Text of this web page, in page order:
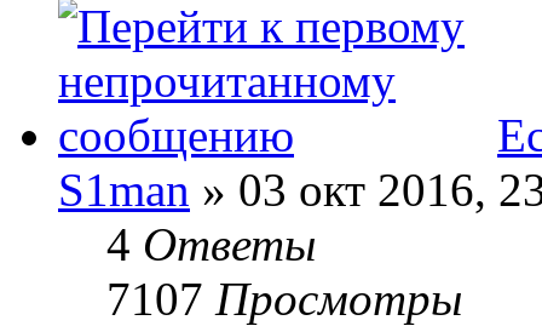
S1man » 03 окт 2016,
4 Ответы
7107 Просмотры